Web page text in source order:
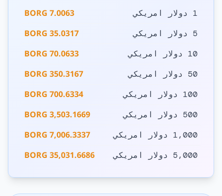
1 دولار امريكي 7.0063 BORG
5 دولار امريكي 35.0317 BORG
10 دولار امريكي 70.0633 BORG
50 دولار امريكي 350.3167 BORG
100 دولار امريكي 700.6334 BORG
500 دولار امريكي 3,503.1669 BORG
1,000 دولار امريكي 7,006.3337 BORG
5,000 دولار امريكي 35,031.6686 BORG